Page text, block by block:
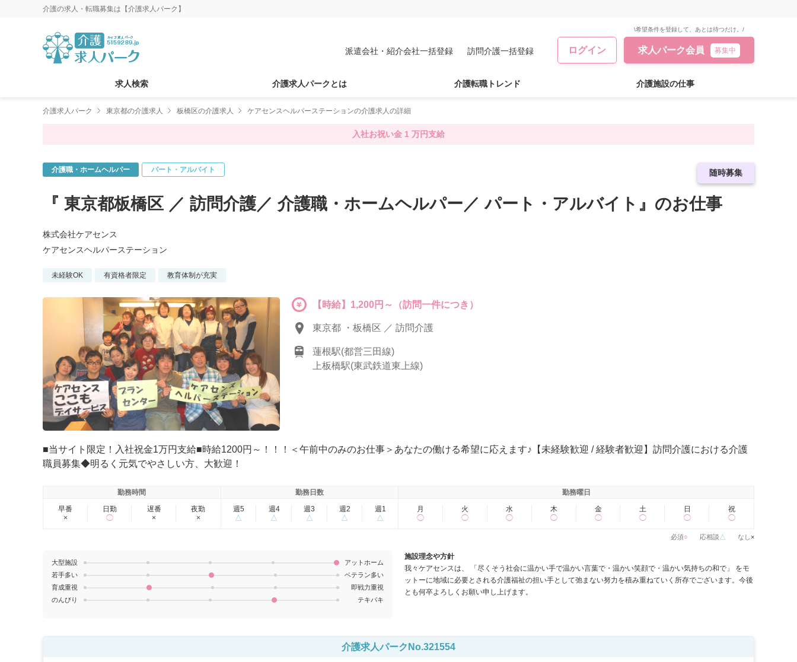
介護の求人・転職募集は【介護求人パーク】
派遣会社・紹介会社一括登録 訪問介護一括登録 ログイン
\希望条件を登録して、あとは待つだけ。/
求人パーク会員 募集中
求人検索 介護求人パークとは 介護転職トレンド 介護施設の仕事
介護求人パーク 東京都の介護求人 板橋区の介護求人 ケアセンスヘルパーステーションの介護求人の詳細
入社お祝い金 1 万円支給
急募求人
随時募集
介護職・ホームヘルパー パート・アルバイト
『 東京都板橋区 ／ 訪問介護／ 介護職・ホームヘルパー／ パート・アルバイト』のお仕事
株式会社ケアセンス
ケアセンスヘルパーステーション
未経験OK 有資格者限定 教育体制が充実
【時給】1,200円～（訪問一件につき）
東京都 ・板橋区 ／ 訪問介護
蓮根駅(都営三田線)
上板橋駅(東武鉄道東上線)
■当サイト限定！入社祝金1万円支給■時給1200円～！！！＜午前中のみのお仕事＞あなたの働ける希望に応えます♪【未経験歓迎 / 経験者歓迎】訪問介護における介護
職員募集◆明るく元気でやさしい方、大歓迎！
勤務時間
早番
×
日勤
◯
遅番
×
夜勤
×
勤務日数
週5
△
週4
△
週3
△
週2
△
週1
△
勤務曜日
月
◯
火
◯
水
◯
木
◯
金
◯
土
◯
日
◯
祝
◯
必須○ 応相談 △ なし ×
大型施設
アットホーム
若手多い
ベテラン多い
育成重視
即戦力重視
のんびり
テキパキ
施設理念や方針
我々ケアセンスは、 「尽くそう社会に温かい手で温かい言葉で・温かい笑顔で・温かい気持ちの和で」 をモ
ットーに地域に必要とされる介護福祉の担い手として弛まない努力を積み重ねていく所存でございます。今後
とも何卒よろしくお願い申し上げます。
介護求人パークNo.321554